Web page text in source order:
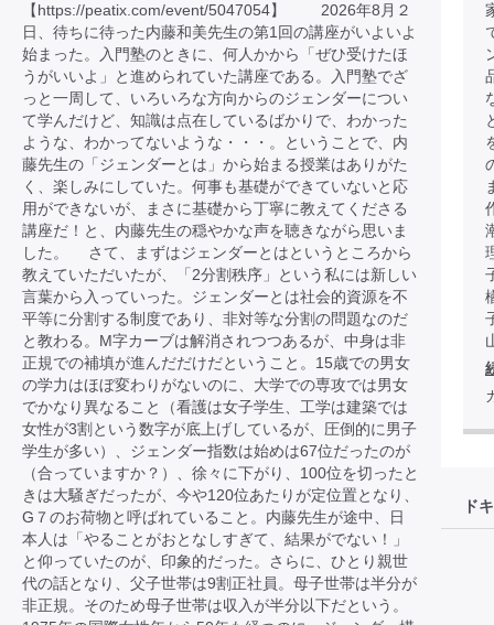
【https://peatix.com/event/5047054】 2026年8月２
日、待ちに待った内藤和美先生の第1回の講座がいよいよ
始まった。入門塾のときに、何人かから「ぜひ受けたほ
うがいいよ」と進められていた講座である。入門塾でざ
っと一周して、いろいろな方向からのジェンダーについ
て学んだけど、知識は点在しているばかりで、わかった
ような、わかってないような・・・。ということで、内
藤先生の「ジェンダーとは」から始まる授業はありがた
く、楽しみにしていた。何事も基礎ができていないと応
用ができないが、まさに基礎から丁寧に教えてくださる
講座だ！と、内藤先生の穏やかな声を聴きながら思いま
した。 さて、まずはジェンダーとはというところから
教えていただいたが、「2分割秩序」という私には新しい
言葉から入っていった。ジェンダーとは社会的資源を不
平等に分割する制度であり、非対等な分割の問題なのだ
と教わる。M字カーブは解消されつつあるが、中身は非
正規での補填が進んだだけだということ。15歳での男女
の学力はほぼ変わりがないのに、大学での専攻では男女
でかなり異なること（看護は女子学生、工学は建築では
女性が3割という数字が底上げしているが、圧倒的に男子
学生が多い）、ジェンダー指数は始めは67位だったのが
（合っていますか？）、徐々に下がり、100位を切ったと
きは大騒ぎだったが、今や120位あたりが定位置となり、
G７のお荷物と呼ばれていること。内藤先生が途中、日
本人は「やることがおとなしすぎて、結果がでない！」
と仰っていたのが、印象的だった。さらに、ひとり親世
代の話となり、父子世帯は9割正社員。母子世帯は半分が
非正規。そのため母子世帯は収入が半分以下だという。
ド